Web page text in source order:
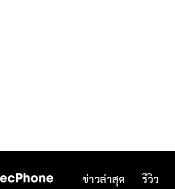
ข่าวล่าสุด รีวิว